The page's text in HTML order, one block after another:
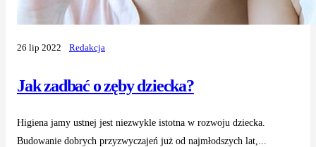
Jak zadbać o zęby dziecka?
26 lip 2022 Redakcja
Higiena jamy ustnej jest niezwykle istotna w rozwoju dziecka.
Budowanie dobrych przyzwyczajeń już od najmłodszych lat,...